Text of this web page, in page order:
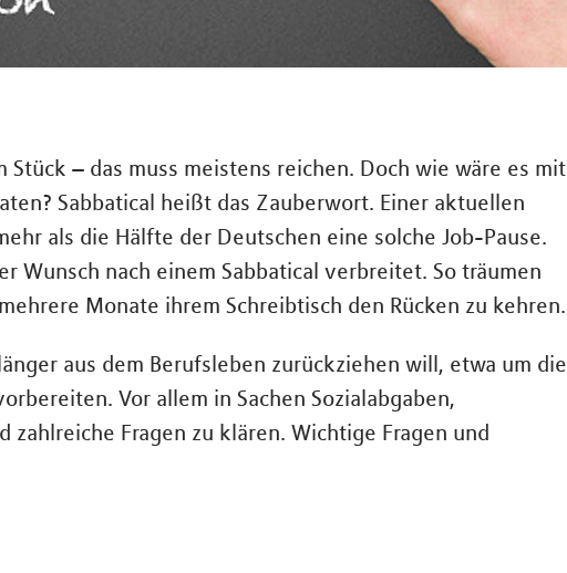
Stück – das muss meistens reichen. Doch wie wäre es mit
Sabbatical heißt das Zauberwort. Einer aktuellen
als die Hälfte der Deutschen eine solche Job-Pause.
Wunsch nach einem Sabbatical verbreitet. So träumen
Monate ihrem Schreibtisch den Rücken zu kehren.
aus dem Berufsleben zurückziehen will, etwa um die
Vor allem in Sachen Sozialabgaben,
zahlreiche Fragen zu klären. Wichtige Fragen und